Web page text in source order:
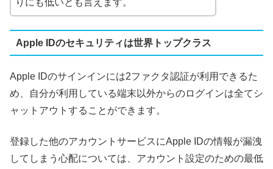
Apple IDのセキュリティは世界トップクラス
Apple IDのサインインには2ファクタ認証が利用できるた
め、自分が利用している端末以外からのログインは全てシ
ャットアウトすることができます。
登録した他のアカウントサービスにApple IDの情報が漏洩
してしまう心配については、アカウント設定のための最低